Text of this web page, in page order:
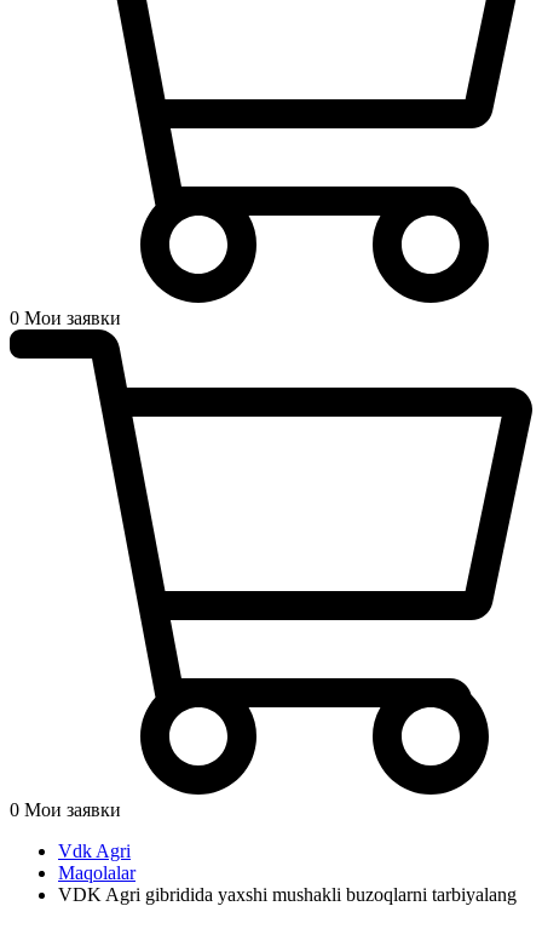
0 Мои заявки
0 Мои заявки
Vdk Agri
Maqolalar
VDK Agri gibridida yaxshi mushakli buzoqlarni tarbiyalang